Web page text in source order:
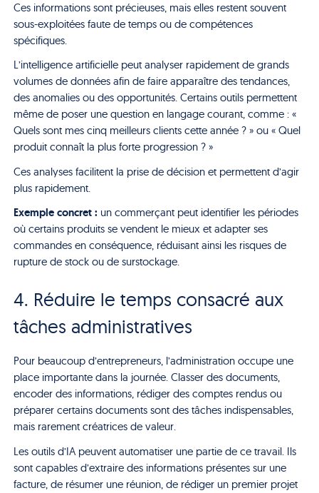
Ces informations sont précieuses, mais elles restent souvent
sous-exploitées faute de temps ou de compétences
spécifiques.
L’intelligence artificielle peut analyser rapidement de grands
volumes de données afin de faire apparaître des tendances,
des anomalies ou des opportunités. Certains outils permettent
même de poser une question en langage courant, comme : «
Quels sont mes cinq meilleurs clients cette année ? » ou « Quel
produit connaît la plus forte progression ? »
Ces analyses facilitent la prise de décision et permettent d’agir
plus rapidement.
Exemple concret : un commerçant peut identifier les périodes
où certains produits se vendent le mieux et adapter ses
commandes en conséquence, réduisant ainsi les risques de
rupture de stock ou de surstockage.
4. Réduire le temps consacré aux
tâches administratives
Pour beaucoup d’entrepreneurs, l’administration occupe une
place importante dans la journée. Classer des documents,
encoder des informations, rédiger des comptes rendus ou
préparer certains documents sont des tâches indispensables,
mais rarement créatrices de valeur.
Les outils d’IA peuvent automatiser une partie de ce travail. Ils
sont capables d’extraire des informations présentes sur une
facture, de résumer une réunion, de rédiger un premier projet